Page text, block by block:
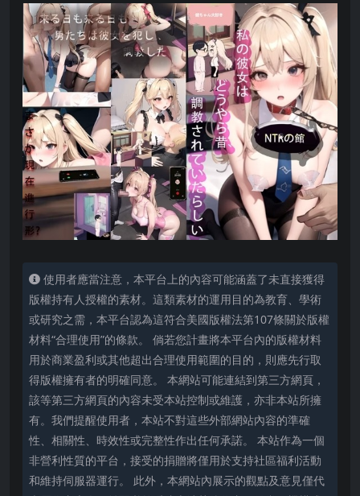
使用者應當注意，本平台上的內容可能涵蓋了未直接獲得
版權持有人授權的素材。這類素材的運用目的為教育、學術
或研究之需，本平台認為這符合美國版權法第107條關於版權
材料“合理使用”的條款。 倘若您計畫將本平台內的版權材料
用於商業盈利或其他超出合理使用範圍的目的，則應先行取
得版權擁有者的明確同意。 本網站可能連結到第三方網頁，
該等第三方網頁的內容未受本站控制或維護，亦非本站所擁
有。我們提醒使用者，本站不對這些外部網站內容的準確
性、相關性、時效性或完整性作出任何承諾。 本站作為一個
非營利性質的平台，接受的捐贈將僅用於支持社區福利活動
和維持伺服器運行。 此外，本網站內展示的觀點及意見僅代